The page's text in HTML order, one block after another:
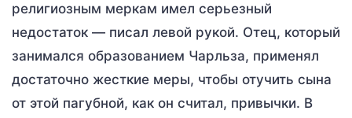
религиозным меркам имел серьезный
недостаток — писал левой рукой. Отец, который
занимался образованием Чарльза, применял
достаточно жесткие меры, чтобы отучить сына
от этой пагубной, как он считал, привычки. В